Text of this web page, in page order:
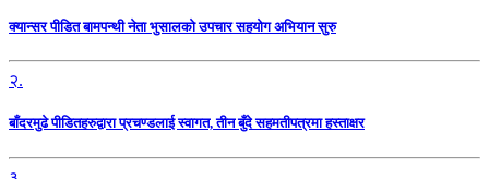
क्यान्सर पीडित बामपन्थी नेता भुसालकाे उपचार सहयोग अभियान सुरु
२.
बाँदरमुढे पीडितहरुद्वारा प्रचण्डलाई स्वागत, तीन बुँदे सहमतीपत्रमा हस्ताक्षर